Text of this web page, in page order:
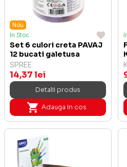
Nou
In Stoc
Set 6 culori creta PAVAJ
12 bucati galetusa
SPREE
14,37 lei
Detalii produs
Adauga in cos